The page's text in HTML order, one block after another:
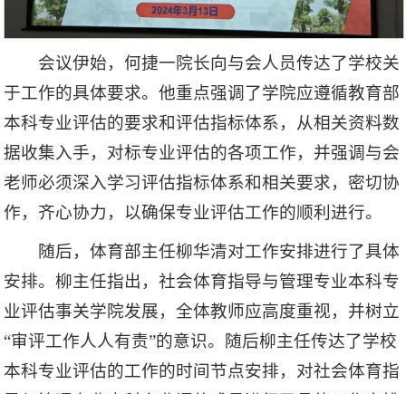
会议伊始，何捷一院长向与会人员传达了学校关
于工作的具体要求。他重点强调了学院应遵循教育部
本科专业评估的要求和评估指标体系，从相关资料数
据收集入手，对标专业评估的各项工作，并强调与会
老师必须深入学习评估指标体系和相关要求，密切协
作，齐心协力，以确保专业评估工作的顺利进行。
随后，体育部主任柳华清对工作安排进行了具体
安排。柳主任指出，社会体育指导与管理专业本科专
业评估事关学院发展，全体教师应高度重视，并树立
“审评工作人人有责”的意识。随后柳主任传达了学校
本科专业评估的工作的时间节点安排，对社会体育指